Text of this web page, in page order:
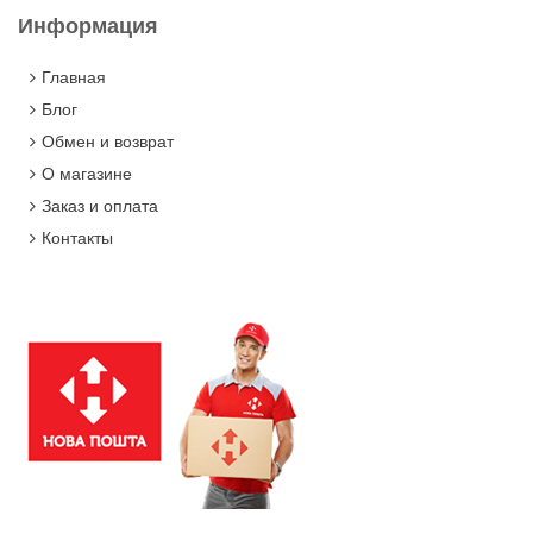
Информация
Главная
Блог
Обмен и возврат
О магазине
Заказ и оплата
Контакты